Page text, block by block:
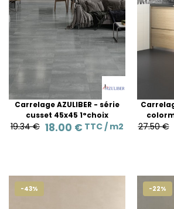
Carrelage AZULIBER - série
cusset 45x45 1°choix
19.34 € 18.00 € TTC / m2 27.50 €
-43% -22%